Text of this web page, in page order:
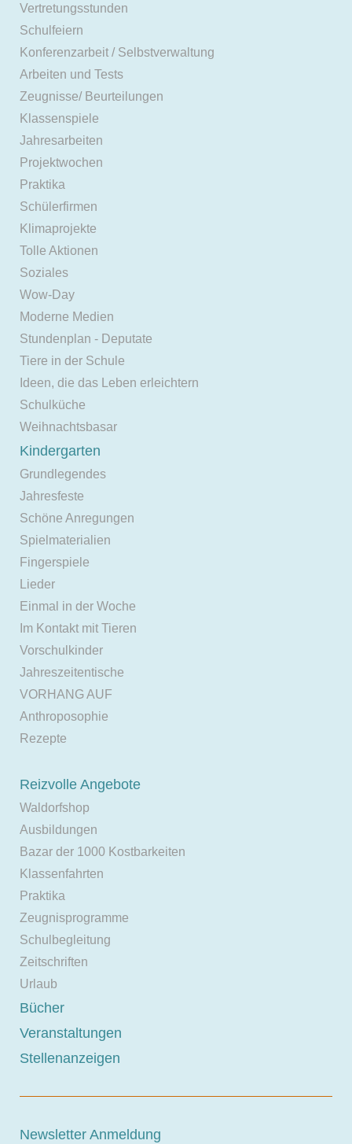
Vertretungsstunden
Schulfeiern
Konferenzarbeit / Selbstverwaltung
Arbeiten und Tests
Zeugnisse/ Beurteilungen
Klassenspiele
Jahresarbeiten
Projektwochen
Praktika
Schülerfirmen
Klimaprojekte
Tolle Aktionen
Soziales
Wow-Day
Moderne Medien
Stundenplan - Deputate
Tiere in der Schule
Ideen, die das Leben erleichtern
Schulküche
Weihnachtsbasar
Kindergarten
Grundlegendes
Jahresfeste
Schöne Anregungen
Spielmaterialien
Fingerspiele
Lieder
Einmal in der Woche
Im Kontakt mit Tieren
Vorschulkinder
Jahreszeitentische
VORHANG AUF
Anthroposophie
Rezepte
Reizvolle Angebote
Waldorfshop
Ausbildungen
Bazar der 1000 Kostbarkeiten
Klassenfahrten
Praktika
Zeugnisprogramme
Schulbegleitung
Zeitschriften
Urlaub
Bücher
Veranstaltungen
Stellenanzeigen
Newsletter Anmeldung